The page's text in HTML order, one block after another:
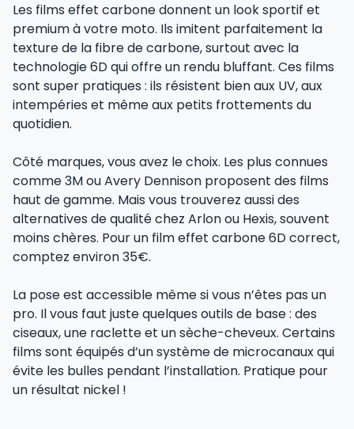
Les films effet carbone donnent un look sportif et
premium à votre moto. Ils imitent parfaitement la
texture de la fibre de carbone, surtout avec la
technologie 6D qui offre un rendu bluffant. Ces films
sont super pratiques : ils résistent bien aux UV, aux
intempéries et même aux petits frottements du
quotidien.
Côté marques, vous avez le choix. Les plus connues
comme 3M ou Avery Dennison proposent des films
haut de gamme. Mais vous trouverez aussi des
alternatives de qualité chez Arlon ou Hexis, souvent
moins chères. Pour un film effet carbone 6D correct,
comptez environ 35€.
La pose est accessible même si vous n’êtes pas un
pro. Il vous faut juste quelques outils de base : des
ciseaux, une raclette et un sèche-cheveux. Certains
films sont équipés d’un système de microcanaux qui
évite les bulles pendant l’installation. Pratique pour
un résultat nickel !